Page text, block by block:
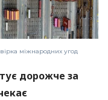
міжнародних угод
дорожче за